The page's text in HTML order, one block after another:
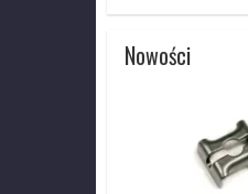
Nowości